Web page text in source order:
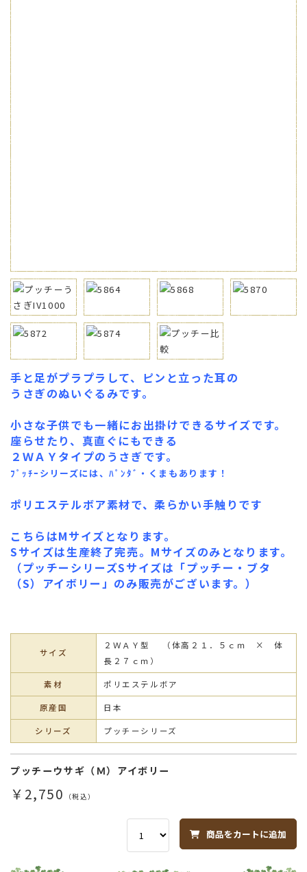
手と足がプラプラして、ピンと立った耳の
うさぎのぬいぐるみです。
小さな子供でも一緒にお出掛けできるサイズです。
座らせたり、真直ぐにもできる
２ＷＡＹタイプのうさぎです。
ﾌﾟｯﾁｰシリーズには、ﾊﾟﾝﾀﾞ・くまもあります！
ポリエステルボア素材で、柔らかい手触りです
こちらはMサイズとなります。
Sサイズは生産終了完売。Mサイズのみとなります。
（プッチーシリーズSサイズは「プッチー・ブタ
（S）アイボリー」のみ販売がございます。）
サイズ
２ＷＡＹ型 （体高２１．５ｃｍ × 体
長２７ｃｍ）
素材 ポリエステルボア
原産国 日本
シリーズ プッチーシリーズ
プッチーウサギ（Ｍ）アイボリー
￥2,750 （税込）
商品をカートに追加